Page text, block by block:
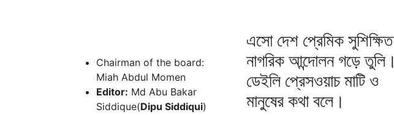
Chairman of the board:
Miah Abdul Momen
Editor: Md Abu Bakar
Siddique(Dipu Siddiqui)
এসো দেশ প্রেমিক সুশিক্ষিত
নাগরিক আন্দোলন গড়ে তুলি।
ডেইলি প্রেসওয়াচ মাটি ও
মানুষের কথা বলে।